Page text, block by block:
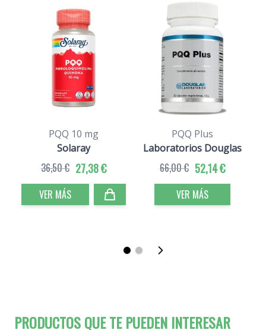
PQQ 10 mg
Solaray
27,38 €
36,50 €
VER MÁS
PQQ Plus
Laboratorios Douglas
52,14 €
66,00 €
VER MÁS
PRODUCTOS QUE TE PUEDEN INTERESAR